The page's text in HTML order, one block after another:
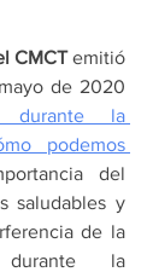
CMCT emitió
de 2020
durante la
podemos
del
saludables y
de la
durante la